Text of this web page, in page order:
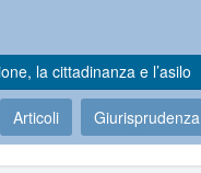
la cittadinanza e l’asilo
Articoli Giurisprudenza